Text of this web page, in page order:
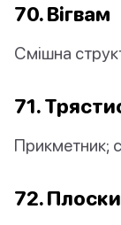
70. Вігвам
Смішна
71.
Прикметник;
72.